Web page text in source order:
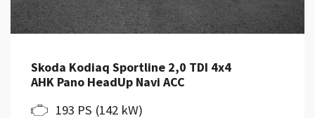
Skoda Kodiaq Sportline 2,0 TDI 4x4
AHK Pano HeadUp Navi ACC
193 PS (142 kW)